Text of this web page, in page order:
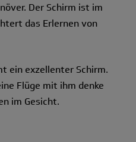
Der Schirm ist im
das Erlernen von
ein exzellenter Schirm.
Flüge mit ihm denke
im Gesicht.